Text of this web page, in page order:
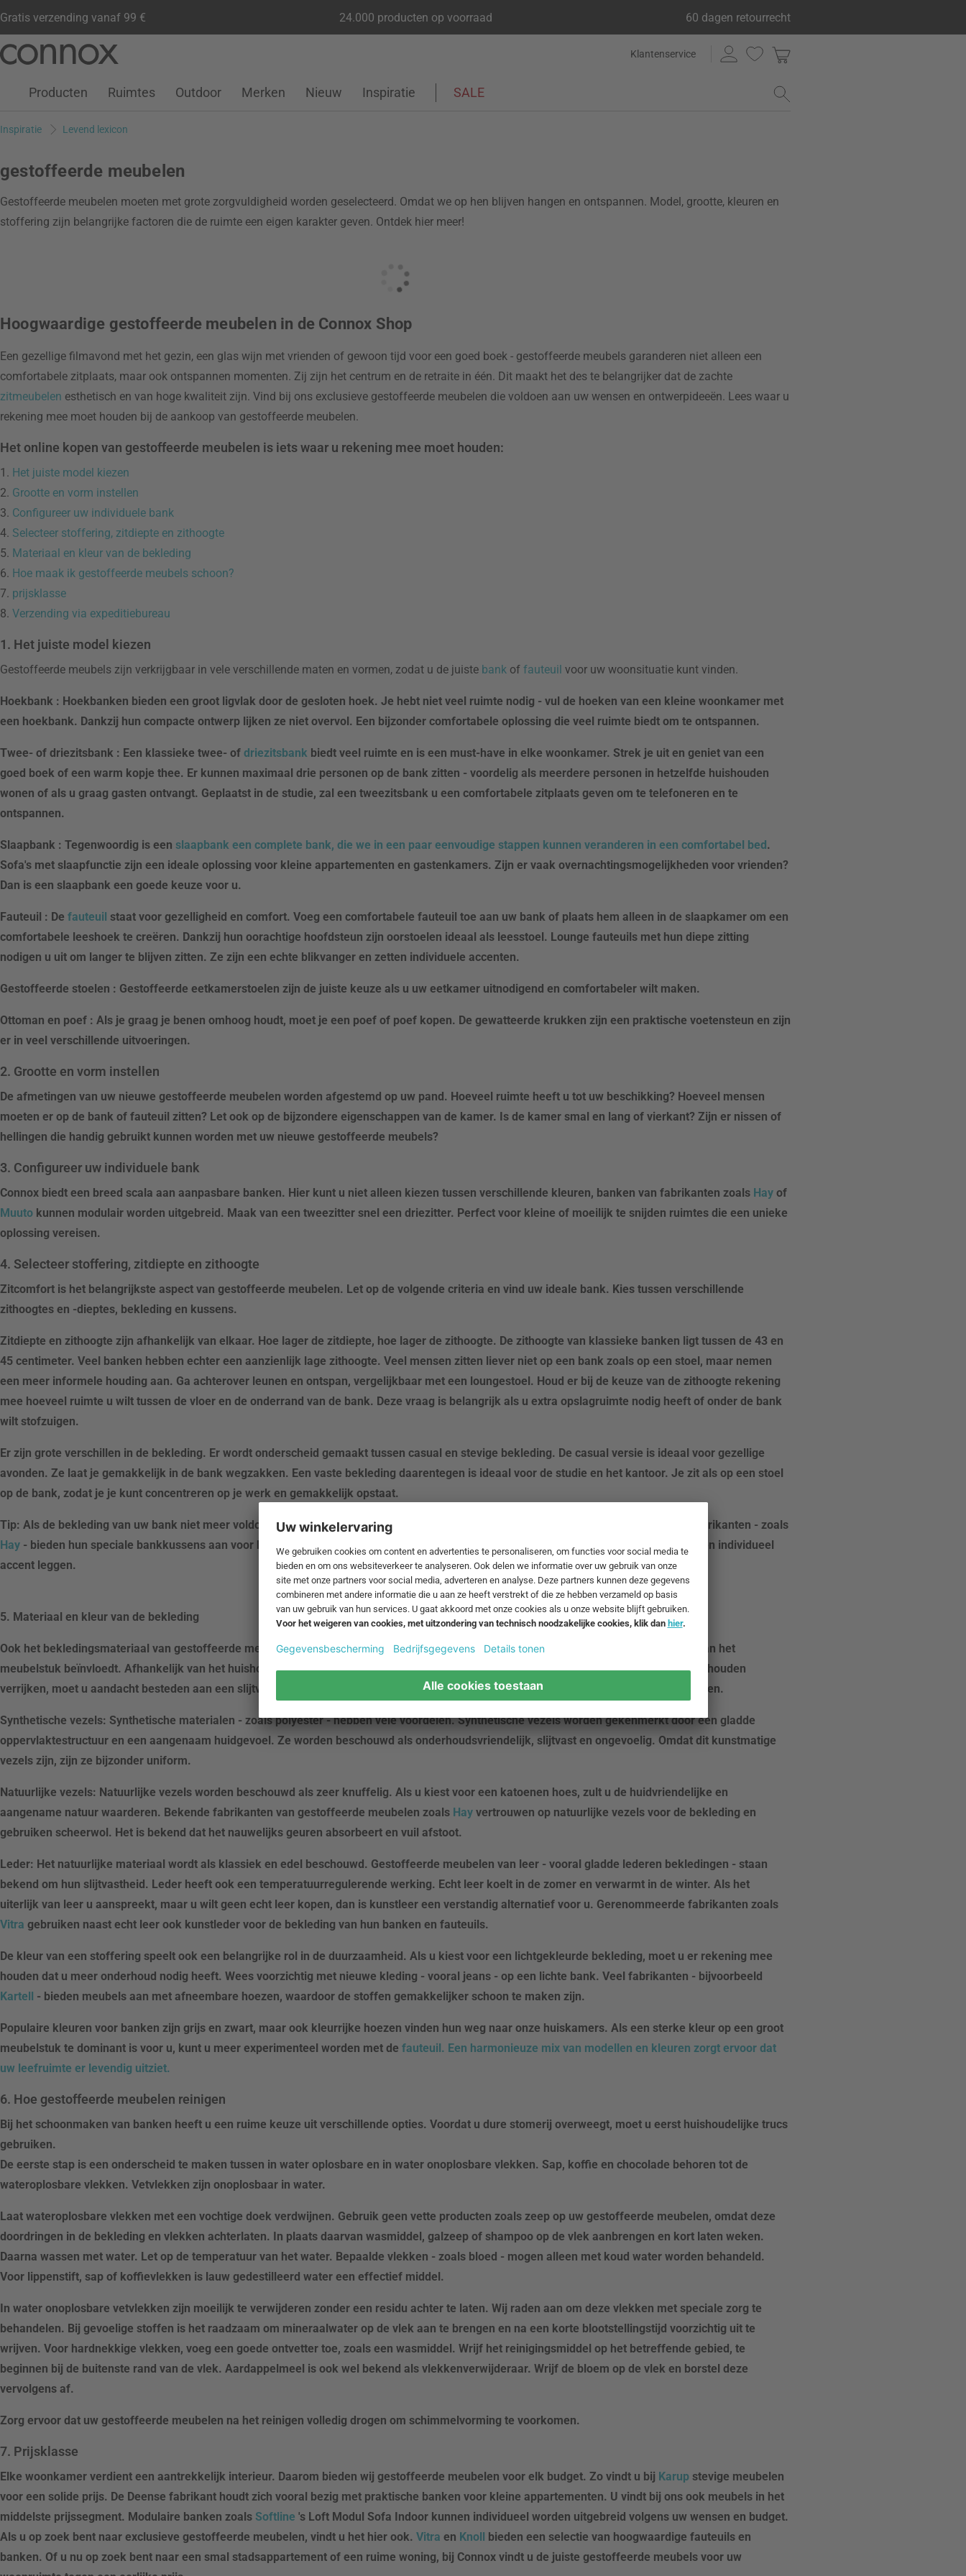
Gratis verzending vanaf 99 € 24.000 producten op voorraad 60 dagen retourrecht
pagina-
zoeken
Klantenservice
Klantenaccount
Verlanglijstje
Warenkorb
Producten Ruimtes Outdoor Merken Nieuw Inspiratie SALE
Inspiratie Levend lexicon
gestoffeerde meubelen
Gestoffeerde meubelen moeten met grote zorgvuldigheid worden geselecteerd. Omdat we op hen blijven hangen en ontspannen. Model, grootte, kleuren en
stoffering zijn belangrijke factoren die de ruimte een eigen karakter geven. Ontdek hier meer!
Hoogwaardige gestoffeerde meubelen in de Connox Shop
Een gezellige filmavond met het gezin, een glas wijn met vrienden of gewoon tijd voor een goed boek - gestoffeerde meubels garanderen niet alleen een
comfortabele zitplaats, maar ook ontspannen momenten. Zij zijn het centrum en de retraite in één. Dit maakt het des te belangrijker dat de zachte
zitmeubelen esthetisch en van hoge kwaliteit zijn. Vind bij ons exclusieve gestoffeerde meubelen die voldoen aan uw wensen en ontwerpideeën. Lees waar u
rekening mee moet houden bij de aankoop van gestoffeerde meubelen.
Het online kopen van gestoffeerde meubelen is iets waar u rekening mee moet houden:
1. Het juiste model kiezen
2. Grootte en vorm instellen
3. Configureer uw individuele bank
4. Selecteer stoffering, zitdiepte en zithoogte
5. Materiaal en kleur van de bekleding
6. Hoe maak ik gestoffeerde meubels schoon?
7. prijsklasse
8. Verzending via expeditiebureau
1. Het juiste model kiezen
Gestoffeerde meubels zijn verkrijgbaar in vele verschillende maten en vormen, zodat u de juiste bank of fauteuil voor uw woonsituatie kunt vinden.
Hoekbank : Hoekbanken bieden een groot ligvlak door de gesloten hoek. Je hebt niet veel ruimte nodig - vul de hoeken van een kleine woonkamer met
een hoekbank. Dankzij hun compacte ontwerp lijken ze niet overvol. Een bijzonder comfortabele oplossing die veel ruimte biedt om te ontspannen.
Twee- of driezitsbank : Een klassieke twee- of driezitsbank biedt veel ruimte en is een must-have in elke woonkamer. Strek je uit en geniet van een
goed boek of een warm kopje thee. Er kunnen maximaal drie personen op de bank zitten - voordelig als meerdere personen in hetzelfde huishouden
wonen of als u graag gasten ontvangt. Geplaatst in de studie, zal een tweezitsbank u een comfortabele zitplaats geven om te telefoneren en te
ontspannen.
Slaapbank : Tegenwoordig is een slaapbank een complete bank, die we in een paar eenvoudige stappen kunnen veranderen in een comfortabel bed.
Sofa's met slaapfunctie zijn een ideale oplossing voor kleine appartementen en gastenkamers. Zijn er vaak overnachtingsmogelijkheden voor vrienden?
Dan is een slaapbank een goede keuze voor u.
Fauteuil : De fauteuil staat voor gezelligheid en comfort. Voeg een comfortabele fauteuil toe aan uw bank of plaats hem alleen in de slaapkamer om een
comfortabele leeshoek te creëren. Dankzij hun oorachtige hoofdsteun zijn oorstoelen ideaal als leesstoel. Lounge fauteuils met hun diepe zitting
nodigen u uit om langer te blijven zitten. Ze zijn een echte blikvanger en zetten individuele accenten.
Gestoffeerde stoelen : Gestoffeerde eetkamerstoelen zijn de juiste keuze als u uw eetkamer uitnodigend en comfortabeler wilt maken.
Ottoman en poef : Als je graag je benen omhoog houdt, moet je een poef of poef kopen. De gewatteerde krukken zijn een praktische voetensteun en zijn
er in veel verschillende uitvoeringen.
2. Grootte en vorm instellen
De afmetingen van uw nieuwe gestoffeerde meubelen worden afgestemd op uw pand. Hoeveel ruimte heeft u tot uw beschikking? Hoeveel mensen
moeten er op de bank of fauteuil zitten? Let ook op de bijzondere eigenschappen van de kamer. Is de kamer smal en lang of vierkant? Zijn er nissen of
hellingen die handig gebruikt kunnen worden met uw nieuwe gestoffeerde meubels?
3. Configureer uw individuele bank
Connox biedt een breed scala aan aanpasbare banken. Hier kunt u niet alleen kiezen tussen verschillende kleuren, banken van fabrikanten zoals Hay of
Muuto kunnen modulair worden uitgebreid. Maak van een tweezitter snel een driezitter. Perfect voor kleine of moeilijk te snijden ruimtes die een unieke
oplossing vereisen.
4. Selecteer stoffering, zitdiepte en zithoogte
Zitcomfort is het belangrijkste aspect van gestoffeerde meubelen. Let op de volgende criteria en vind uw ideale bank. Kies tussen verschillende
zithoogtes en -dieptes, bekleding en kussens.
Zitdiepte en zithoogte zijn afhankelijk van elkaar. Hoe lager de zitdiepte, hoe lager de zithoogte. De zithoogte van klassieke banken ligt tussen de 43 en
45 centimeter. Veel banken hebben echter een aanzienlijk lage zithoogte. Veel mensen zitten liever niet op een bank zoals op een stoel, maar nemen
een meer informele houding aan. Ga achterover leunen en ontspan, vergelijkbaar met een loungestoel. Houd er bij de keuze van de zithoogte rekening
mee hoeveel ruimte u wilt tussen de vloer en de onderrand van de bank. Deze vraag is belangrijk als u extra opslagruimte nodig heeft of onder de bank
wilt stofzuigen.
Er zijn grote verschillen in de bekleding. Er wordt onderscheid gemaakt tussen casual en stevige bekleding. De casual versie is ideaal voor gezellige
avonden. Ze laat je gemakkelijk in de bank wegzakken. Een vaste bekleding daarentegen is ideaal voor de studie en het kantoor. Je zit als op een stoel
op de bank, zodat je je kunt concentreren op je werk en gemakkelijk opstaat.
Tip: Als de bekleding van uw bank niet meer voldoende is voor u of als u een kleurverandering nodig heeft, vervang dan de
. Fabrikanten - zoals
Hay - bieden hun speciale bankkussens aan voor herbestelling. Of u kunt kiezen voor compleet verschillende, decoratieve kussens en een individueel
accent leggen.
5. Materiaal en kleur van de bekleding
Ook het bekledingsmateriaal van gestoffeerde meubelen speelt een belangrijke rol, omdat het zowel het uiterlijk als de duurzaamheid van het
meubelstuk beïnvloedt. Afhankelijk van het huishouden moeten de hoezen aan individuele eisen voldoen. Als kinderen of dieren uw huishouden
verrijken, moet u aandacht besteden aan een slijtvaste en gemakkelijk te onderhouden dekking. Elke stof heeft zijn eigen voor- en nadelen.
Synthetische vezels: Synthetische materialen - zoals polyester - hebben vele voordelen. Synthetische vezels worden gekenmerkt door een gladde
oppervlaktestructuur en een aangenaam huidgevoel. Ze worden beschouwd als onderhoudsvriendelijk, slijtvast en ongevoelig. Omdat dit kunstmatige
vezels zijn, zijn ze bijzonder uniform.
Natuurlijke vezels: Natuurlijke vezels worden beschouwd als zeer knuffelig. Als u kiest voor een katoenen hoes, zult u de huidvriendelijke en
aangename natuur waarderen. Bekende fabrikanten van gestoffeerde meubelen zoals Hay vertrouwen op natuurlijke vezels voor de bekleding en
gebruiken scheerwol. Het is bekend dat het nauwelijks geuren absorbeert en vuil afstoot.
Leder: Het natuurlijke materiaal wordt als klassiek en edel beschouwd. Gestoffeerde meubelen van leer - vooral gladde lederen bekledingen - staan
bekend om hun slijtvastheid. Leder heeft ook een temperatuurregulerende werking. Echt leer koelt in de zomer en verwarmt in de winter. Als het
uiterlijk van leer u aanspreekt, maar u wilt geen echt leer kopen, dan is kunstleer een verstandig alternatief voor u. Gerenommeerde fabrikanten zoals
Vitra gebruiken naast echt leer ook kunstleder voor de bekleding van hun banken en fauteuils.
De kleur van een stoffering speelt ook een belangrijke rol in de duurzaamheid. Als u kiest voor een lichtgekleurde bekleding, moet u er rekening mee
houden dat u meer onderhoud nodig heeft. Wees voorzichtig met nieuwe kleding - vooral jeans - op een lichte bank. Veel fabrikanten - bijvoorbeeld
Kartell - bieden meubels aan met afneembare hoezen, waardoor de stoffen gemakkelijker schoon te maken zijn.
Populaire kleuren voor banken zijn grijs en zwart, maar ook kleurrijke hoezen vinden hun weg naar onze huiskamers. Als een sterke kleur op een groot
meubelstuk te dominant is voor u, kunt u meer experimenteel worden met de fauteuil. Een harmonieuze mix van modellen en kleuren zorgt ervoor dat
uw leefruimte er levendig uitziet.
6. Hoe gestoffeerde meubelen reinigen
Bij het schoonmaken van banken heeft u een ruime keuze uit verschillende opties. Voordat u dure stomerij overweegt, moet u eerst huishoudelijke trucs
gebruiken.
De eerste stap is een onderscheid te maken tussen in water oplosbare en in water onoplosbare vlekken. Sap, koffie en chocolade behoren tot de
wateroplosbare vlekken. Vetvlekken zijn onoplosbaar in water.
Laat wateroplosbare vlekken met een vochtige doek verdwijnen. Gebruik geen vette producten zoals zeep op uw gestoffeerde meubelen, omdat deze
doordringen in de bekleding en vlekken achterlaten. In plaats daarvan wasmiddel, galzeep of shampoo op de vlek aanbrengen en kort laten weken.
Daarna wassen met water. Let op de temperatuur van het water. Bepaalde vlekken - zoals bloed - mogen alleen met koud water worden behandeld.
Voor lippenstift, sap of koffievlekken is lauw gedestilleerd water een effectief middel.
In water onoplosbare vetvlekken zijn moeilijk te verwijderen zonder een residu achter te laten. Wij raden aan om deze vlekken met speciale zorg te
behandelen. Bij gevoelige stoffen is het raadzaam om mineraalwater op de vlek aan te brengen en na een korte blootstellingstijd voorzichtig uit te
wrijven. Voor hardnekkige vlekken, voeg een goede ontvetter toe, zoals een wasmiddel. Wrijf het reinigingsmiddel op het betreffende gebied, te
beginnen bij de buitenste rand van de vlek. Aardappelmeel is ook wel bekend als vlekkenverwijderaar. Wrijf de bloem op de vlek en borstel deze
vervolgens af.
Zorg ervoor dat uw gestoffeerde meubelen na het reinigen volledig drogen om schimmelvorming te voorkomen.
7. Prijsklasse
Elke woonkamer verdient een aantrekkelijk interieur. Daarom bieden wij gestoffeerde meubelen voor elk budget. Zo vindt u bij Karup stevige meubelen
voor een solide prijs. De Deense fabrikant houdt zich vooral bezig met praktische banken voor kleine appartementen. U vindt bij ons ook meubels in het
middelste prijssegment. Modulaire banken zoals Softline 's Loft Modul Sofa Indoor kunnen individueel worden uitgebreid volgens uw wensen en budget.
Als u op zoek bent naar exclusieve gestoffeerde meubelen, vindt u het hier ook. Vitra en Knoll bieden een selectie van hoogwaardige fauteuils en
banken. Of u nu op zoek bent naar een smal stadsappartement of een ruime woning, bij Connox vindt u de juiste gestoffeerde meubels voor uw